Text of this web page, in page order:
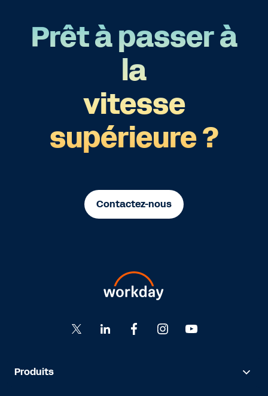
Prêt à passer à
la
vitesse
supérieure ?
Contactez-nous
Produits